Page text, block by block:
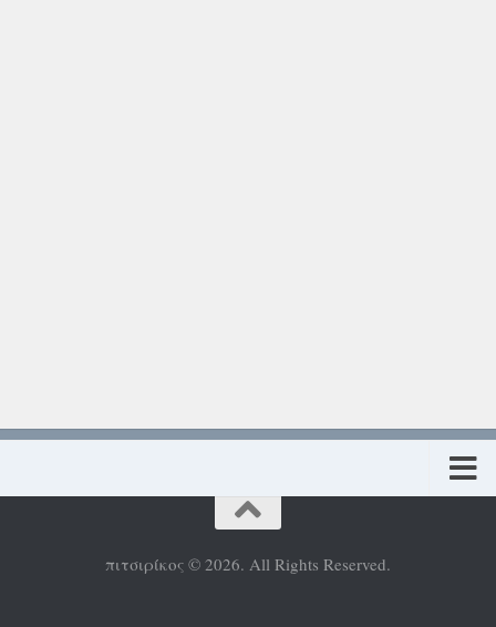
Πολιτική προστασίας προσωπικών δεδομένων
πιτσιρίκος © 2026. All Rights Reserved.